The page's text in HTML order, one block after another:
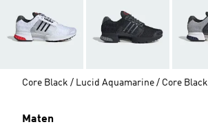
Core Black / Lucid Aquamarine / Core Black
Maten